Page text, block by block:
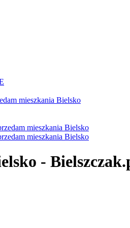
mieszkania Bielsko
-